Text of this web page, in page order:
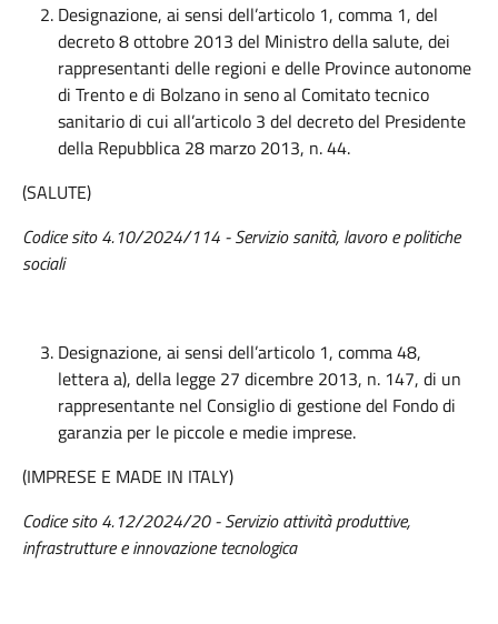
Designazione, ai sensi dell’articolo 1, comma 1, del
decreto 8 ottobre 2013 del Ministro della salute, dei
rappresentanti delle regioni e delle Province autonome
di Trento e di Bolzano in seno al Comitato tecnico
sanitario di cui all’articolo 3 del decreto del Presidente
della Repubblica 28 marzo 2013, n. 44.
(SALUTE)
Codice sito 4.10/2024/114 - Servizio sanità, lavoro e politiche
sociali
Designazione, ai sensi dell’articolo 1, comma 48,
lettera a), della legge 27 dicembre 2013, n. 147, di un
rappresentante nel Consiglio di gestione del Fondo di
garanzia per le piccole e medie imprese.
(IMPRESE E MADE IN ITALY)
Codice sito 4.12/2024/20 - Servizio attività produttive,
infrastrutture e innovazione tecnologica